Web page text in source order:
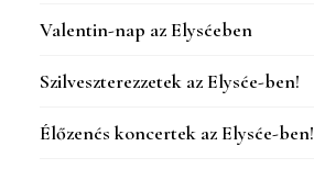
Valentin-nap az Elyséeben
Szilveszterezzetek az Elysée-ben!
Élőzenés koncertek az Elysée-ben!